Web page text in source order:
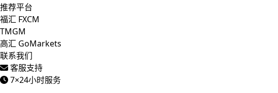
推荐平台
福汇 FXCM
TMGM
高汇 GoMarkets
联系我们
客服支持
7×24小时服务